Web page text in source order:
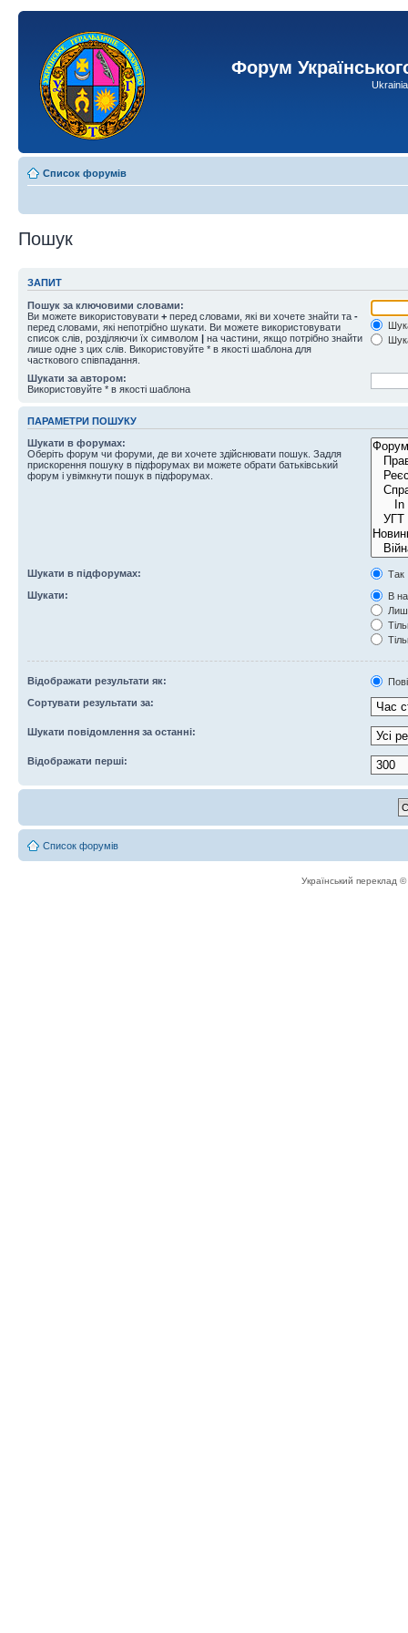
Форум
Список форумів
Пошук
ЗАПИТ
Пошук за ключовими словами:
Ви можете використовувати + перед словами, які ви хочете знайти та -
перед словами, які непотрібно шукати. Ви можете використовувати
список слів, розділяючи їх символом | на частини, якщо потрібно знайти
лише одне з цих слів. Використовуйте * в якості шаблона для
часткового співпадання.
Шукати за автором:
Використовуйте * в якості шаблона
ПАРАМЕТРИ ПОШУКУ
Шукати в форумах:
Оберіть форум чи форуми, де ви хочете здійснювати пошук. Задля
прискорення пошуку в підфорумах ви можете обрати батьківський
форум і увімкнути пошук в підфорумах.
Шукати в підфорумах:
Так
Шукати:
В
Відображати результати як:
Сортувати результати за:
Шукати повідомлення за останні:
Відображати перші:
Список форумів
Український переклад